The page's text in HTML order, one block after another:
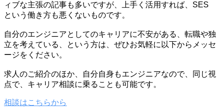
ィブな主張の記事も多いですが、上手く活用すれば、SES
という働き方も悪くないものです。
自分のエンジニアとしてのキャリアに不安がある、転職や独
立を考えている、という方は、ぜひお気軽に以下からメッセ
ージをください。
求人のご紹介のほか、自分自身もエンジニアなので、同じ視
点で、キャリア相談に乗ることも可能です。
相談はこちらから